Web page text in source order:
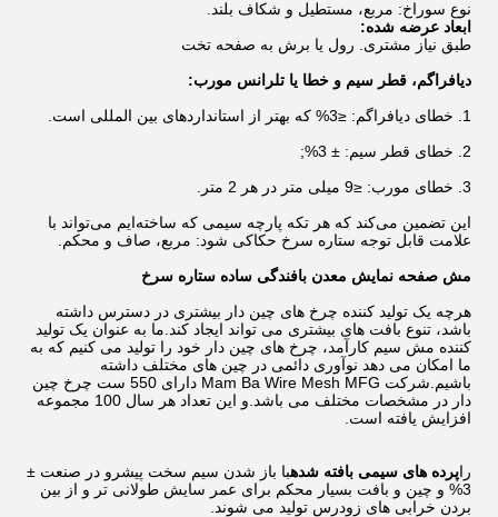
نوع سوراخ: مربع، مستطیل و شکاف بلند.
ابعاد عرضه شده:
طبق نیاز مشتری. رول یا برش به صفحه تخت
دیافراگم، قطر سیم و خطا یا تلرانس مورب:
1. خطای دیافراگم: ≤3% که بهتر از استانداردهای بین المللی است.
2. خطای قطر سیم: ± 3%;
3. خطای مورب: ≤9 میلی متر در هر 2 متر.
این تضمین می‌کند که هر تکه پارچه سیمی که ساخته‌ایم می‌تواند با
علامت قابل توجه ستاره سرخ حکاکی شود: مربع، صاف و محکم.
مش صفحه نمایش معدن بافندگی ساده ستاره سرخ
هرچه یک تولید کننده چرخ های چین دار بیشتری در دسترس داشته
باشد، تنوع بافت های بیشتری می تواند ایجاد کند.ما به عنوان یک تولید
کننده مش سیم کارآمد، چرخ های چین دار خود را تولید می کنیم که به
ما امکان می دهد نوآوری دائمی در چین های مختلف داشته
باشیم.شرکت Mam Ba Wire Mesh MFG دارای 550 ست چرخ چین
دار در مشخصات مختلف می باشد.و این تعداد هر سال 100 مجموعه
افزایش یافته است.
راپرده های سیمی بافته شدهبا باز شدن سیم سخت پیشرو در صنعت ±
3% و چین و بافت بسیار محکم برای عمر سایش طولانی تر و از بین
بردن خرابی های زودرس تولید می شوند.